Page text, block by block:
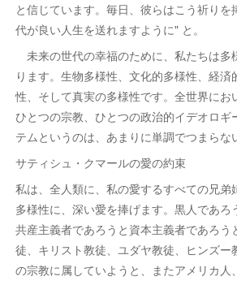
と信じています。毎日、彼らはこう祈りを
代が良い人生を送れますように" と。
未来の世代の幸福のために、私たちは多
ります。生物多様性、文化的多様性、経済
性、そして真実の多様性です。全世界にお
ひとつの宗教、ひとつの政治的イデオロギ
テムというのは、あまりに単調でつまらな
サティシュ・クマールの愛の約束
私は、全人類に、私の愛するすべての兄弟
多様性に、深い愛を捧げます。黒人であろ
共産主義者であろうと資本主義者であろう
徒、キリスト教徒、ユダヤ教徒、ヒンズー
の宗教に属していようと、またアメリカ人